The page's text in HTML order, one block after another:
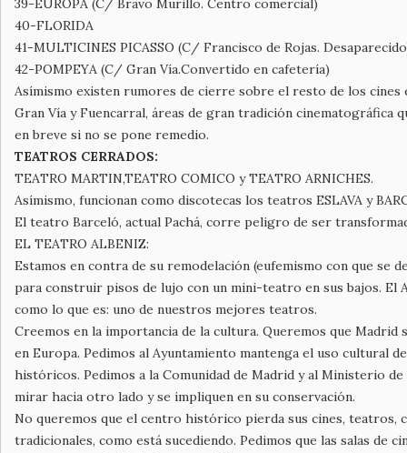
39-EUROPA (C/ Bravo Murillo. Centro comercial)
40-FLORIDA
41-MULTICINES PICASSO (C/ Francisco de Rojas.
42-POMPEYA (C/ Gran Vía.Convertido en cafetería)
Asímismo existen rumores de cierre sobre el resto de los cines
Gran Vía y Fuencarral, áreas de gran tradición cinematográfica
en breve si no se pone remedio.
TEATROS CERRADOS:
TEATRO MARTIN,TEATRO COMICO y TEATRO ARNICHES.
Asímismo, funcionan como discotecas los teatros ESLAVA y
El teatro Barceló, actual Pachá, corre peligro de ser
EL TEATRO ALBENIZ:
Estamos en contra de su remodelación (eufemismo con que se
para construir pisos de lujo con un mini-teatro en sus bajos. El
como lo que es: uno de nuestros mejores teatros.
Creemos en la importancia de la cultura. Queremos que Madrid
en Europa. Pedimos al Ayuntamiento mantenga el uso cultural
históricos. Pedimos a la Comunidad de Madrid y al Ministerio
mirar hacia otro lado y se impliquen en su conservación.
No queremos que el centro histórico pierda sus cines, teatros,
tradicionales, como está sucediendo. Pedimos que las salas de